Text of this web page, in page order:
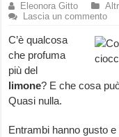
Eleonora Gitto
Lascia un commento
C’è qualcosa
che profuma
più del
limone? E che cosa
Quasi nulla.
Entrambi hanno gusto